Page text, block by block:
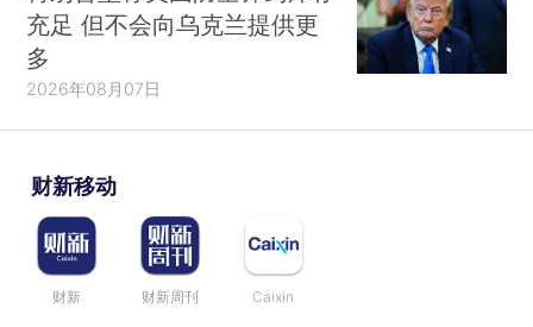
充足 但不会向乌克兰提供更
多
2026年08月07日
财新移动
财新 财新周刊 Caixin